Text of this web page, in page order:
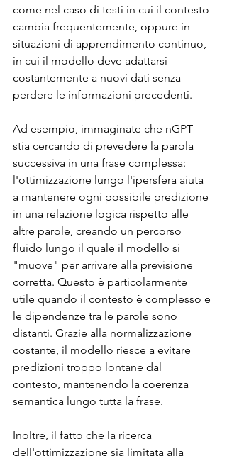
come nel caso di testi in cui il contesto
cambia frequentemente, oppure in
situazioni di apprendimento continuo,
in cui il modello deve adattarsi
costantemente a nuovi dati senza
perdere le informazioni precedenti.
Ad esempio, immaginate che nGPT
stia cercando di prevedere la parola
successiva in una frase complessa:
l'ottimizzazione lungo l'ipersfera aiuta
a mantenere ogni possibile predizione
in una relazione logica rispetto alle
altre parole, creando un percorso
fluido lungo il quale il modello si
"muove" per arrivare alla previsione
corretta. Questo è particolarmente
utile quando il contesto è complesso e
le dipendenze tra le parole sono
distanti. Grazie alla normalizzazione
costante, il modello riesce a evitare
predizioni troppo lontane dal
contesto, mantenendo la coerenza
semantica lungo tutta la frase.
Inoltre, il fatto che la ricerca
dell'ottimizzazione sia limitata alla